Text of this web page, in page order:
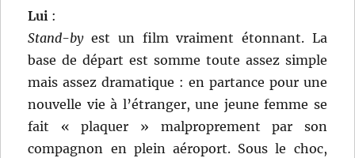
Lui :
Stand-byest un film vraiment étonnant. La
base de départ est somme toute assez simple
mais assez dramatique : en partance pour une
nouvelle vie à l’étranger, une jeune femme se
fait « plaquer » malproprement par son
compagnon en plein aéroport. Sous le choc,